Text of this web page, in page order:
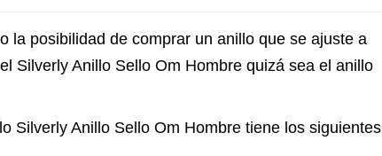
la posibilidad de comprar un anillo que se ajuste a
Silverly Anillo Sello Om Hombre quizá sea el anillo
Silverly Anillo Sello Om Hombre tiene los siguientes